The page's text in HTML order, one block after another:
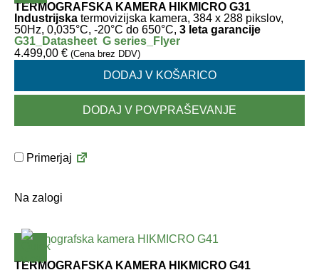
TERMOGRAFSKA KAMERA HIKMICRO G31
Industrijska termovizijska kamera, 384 x 288 pikslov,
50Hz, 0,035°C, -20°C do 650°C, 3 leta garancije
G31_Datasheet G series_Flyer
4.499,00 € (Cena brez DDV)
DODAJ V KOŠARICO
DODAJ V POVPRAŠEVANJE
Primerjaj
Na zalogi
TERMOGRAFSKA KAMERA HIKMICRO G41